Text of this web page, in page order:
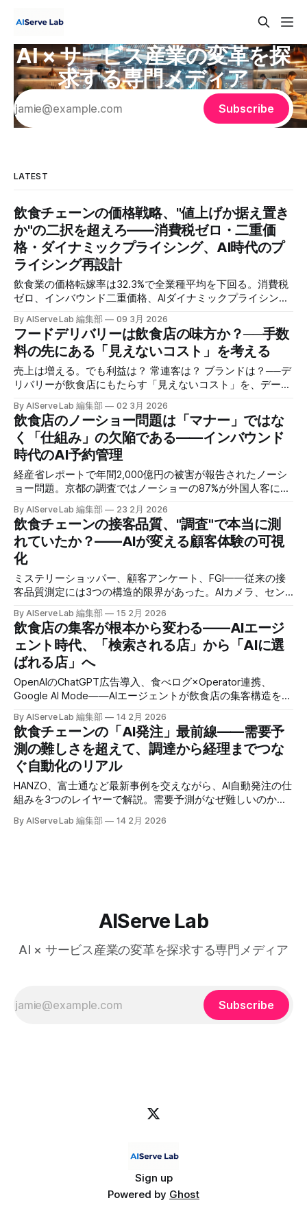
AI × サービス産業の変革を探
求する専門メディア
Subscribe
LATEST
飲食チェーンの価格戦略、"値上げか据え置き
か"の二択を超えろ——消費税ゼロ・二重価
格・ダイナミックプライシング、AI時代のプ
ライシング再設計
飲食業の価格転嫁率は32.3%で全業種平均を下回る。消費税
ゼロ、インバウンド二重価格、AIダイナミックプライシング
——3つの圧力に同時に晒される飲食チェーンの価格戦略
を、段階的に再設計するフレームワークを提示する。
By AIServe Lab 編集部 09 3月 2026
フードデリバリーは飲食店の味方か？──手数
料の先にある「見えないコスト」を考える
売上は増える。でも利益は？ 常連客は？ ブランドは？──デ
リバリーが飲食店にもたらす「見えないコスト」を、データ
と事例で読み解きます。
By AIServe Lab 編集部 02 3月 2026
飲食店のノーショー問題は「マナー」ではな
く「仕組み」の欠陥である——インバウンド
時代のAI予約管理
経産省レポートで年間2,000億円の被害が報告されたノーシ
ョー問題。京都の調査ではノーショーの87%が外国人客によ
るもの。消費者の7割がキャンセル料を妥当と考えているの
に、なぜ飲食店は動けないのか。構造的な要因とテクノロジ
ーによる突破口を探る。
By AIServe Lab 編集部 23 2月 2026
飲食チェーンの接客品質、"調査"で本当に測
れていたか？——AIが変える顧客体験の可視
化
ミステリーショッパー、顧客アンケート、FGI——従来の接
客品質測定には3つの構造的限界があった。AIカメラ、セン
チメント分析、リアルタイムダッシュボードは、その限界を
超えられるか。日本・米国・中国の最新事例と、チップ文化
のない日本で接客品質を従業員インセンティブに変換する可
能性を探る。
By AIServe Lab 編集部 15 2月 2026
飲食店の集客が根本から変わる——AIエージ
ェント時代、「検索される店」から「AIに選
ばれる店」へ
OpenAIのChatGPT広告導入、食べログ×Operator連携、
Google AI Mode——AIエージェントが飲食店の集客構造を根
本から変えようとしている。パーソナルエージェントと集客
エージェントの構造的対立を読み解き、飲食店が今から準備
すべき5つの視点を提示する。
By AIServe Lab 編集部 14 2月 2026
飲食チェーンの「AI発注」最前線——需要予
測の難しさを超えて、調達から経理までつな
ぐ自動化のリアル
HANZO、富士通など最新事例を交えながら、AI自動発注の仕
組みを3つのレイヤーで解説。需要予測がなぜ難しいのか、
何店舗から効果が出るのか、FC展開時の落とし穴まで、現場
のリアルに踏み込みます。
By AIServe Lab 編集部 14 2月 2026
AIServe Lab
AI × サービス産業の変革を探求する専門メディア
Subscribe
Sign up
Powered by Ghost